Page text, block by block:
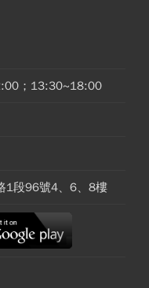
；13:30~18:00
1段96號4、6、8樓